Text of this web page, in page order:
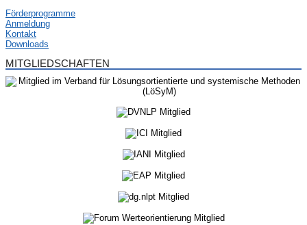
Förderprogramme
Anmeldung
Kontakt
Downloads
MITGLIEDSCHAFTEN